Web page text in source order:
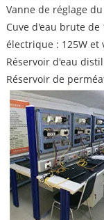
Vanne de réglage
Cuve d'eau brute
électrique : 125W et
Réservoir d'eau
Réservoir de